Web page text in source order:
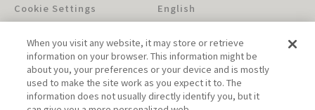
Cookie Settings
English
When you visit any website, it may store or retrieve
information on your browser. This information might be
about you, your preferences or your device and is mostly
used to make the site work as you expect it to. The
information does not usually directly identify you, but it